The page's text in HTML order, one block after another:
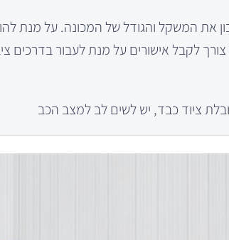
את המשקל והגודל של המכונה. על מנת
לקבל אישורים על מנת לעבור בדרכים
ציוד כבד, יש לשים לב למצב הכב